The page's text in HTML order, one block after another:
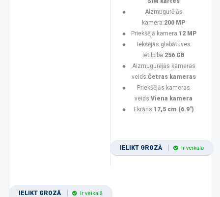
IELIKT GROZĀ Ir veikalā
Aizmugurējās
kamera:200 MP
Priekšējā kamera:12 MP
Iekšējās glabātuves
ietilpība:256 GB
Aizmugurējās kameras
veids:Četras kameras
Priekšējās kameras
veids:Viena kamera
Ekrāns:17,5 cm (6.9")
IELIKT GROZĀ Ir veikalā